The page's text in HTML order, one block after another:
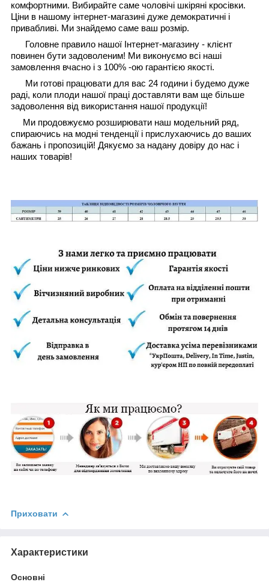
комфортними. Вибирайте саме чоловічі шкіряні кросівки.
Ціни в нашому інтернет-магазині дуже демократичні і
привабливі. Ми знайдемо саме ваш розмір.
Головне правило нашої Інтернет-магазину - клієнт
повинен бути задоволеним! Ми виконуємо всі наші
замовлення вчасно і з 100% -ою гарантією якості.
Ми готові працювати для вас 24 години і будемо дуже
раді, коли плоди нашої праці доставляти вам ще більше
задоволення від використання нашої продукції!
Ми продовжуємо розширювати наш модельний ряд,
спираючись на модні тенденції і прислухаючись до ваших
бажань і пропозицій! Дякуємо за надану довіру до нас і
наших товарів!
Приховати
Характеристики
Основні